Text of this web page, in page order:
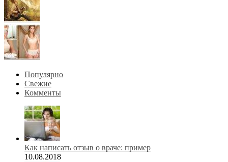
Популярно
Свежие
Комменты
Как написать отзыв о враче: пример
10.08.2018